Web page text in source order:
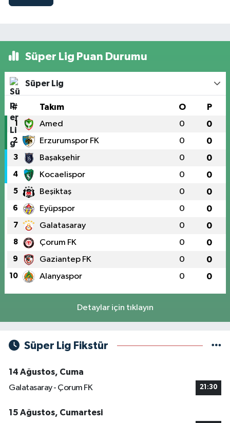
Süper Lig Puan Durumu
Süper Lig
# Takım O P
1 Amed 0 0
2 Erzurumspor FK 0 0
3 Başakşehir 0 0
4 Kocaelispor 0 0
5 Beşiktaş 0 0
6 Eyüpspor 0 0
7 Galatasaray 0 0
8 Çorum FK 0 0
9 Gaziantep FK 0 0
10 Alanyaspor 0 0
Detaylar için tıklayın
Süper Lig Fikstür
14 Ağustos, Cuma
Galatasaray - Çorum FK
21:30
15 Ağustos, Cumartesi